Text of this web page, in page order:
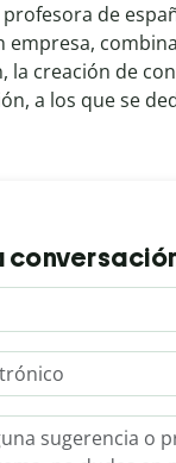
de
empresa,
la creación de
a los que se